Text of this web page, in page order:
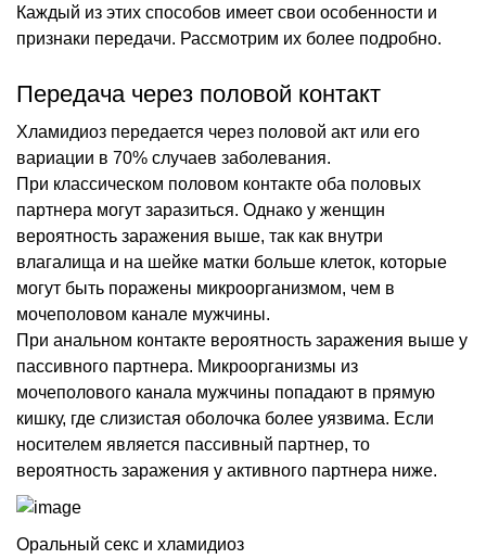
Каждый из этих способов имеет свои особенности и
признаки передачи. Рассмотрим их более подробно.
Передача через половой контакт
Хламидиоз передается через половой акт или его
вариации в 70% случаев заболевания.
При классическом половом контакте оба половых
партнера могут заразиться. Однако у женщин
вероятность заражения выше, так как внутри
влагалища и на шейке матки больше клеток, которые
могут быть поражены микроорганизмом, чем в
мочеполовом канале мужчины.
При анальном контакте вероятность заражения выше у
пассивного партнера. Микроорганизмы из
мочеполового канала мужчины попадают в прямую
кишку, где слизистая оболочка более уязвима. Если
носителем является пассивный партнер, то
вероятность заражения у активного партнера ниже.
Оральный секс и хламидиоз